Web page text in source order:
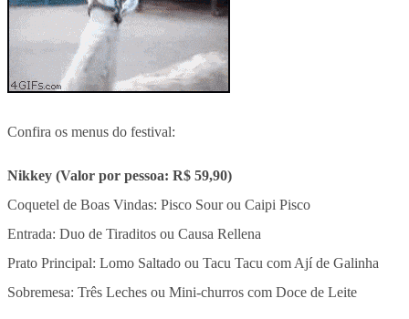
Confira os menus do festival:
Nikkey (Valor por pessoa: R$ 59,90)
Coquetel de Boas Vindas: Pisco Sour ou Caipi Pisco
Entrada: Duo de Tiraditos ou Causa Rellena
Prato Principal: Lomo Saltado ou Tacu Tacu com Ají de Galinha
Sobremesa: Três Leches ou Mini-churros com Doce de Leite